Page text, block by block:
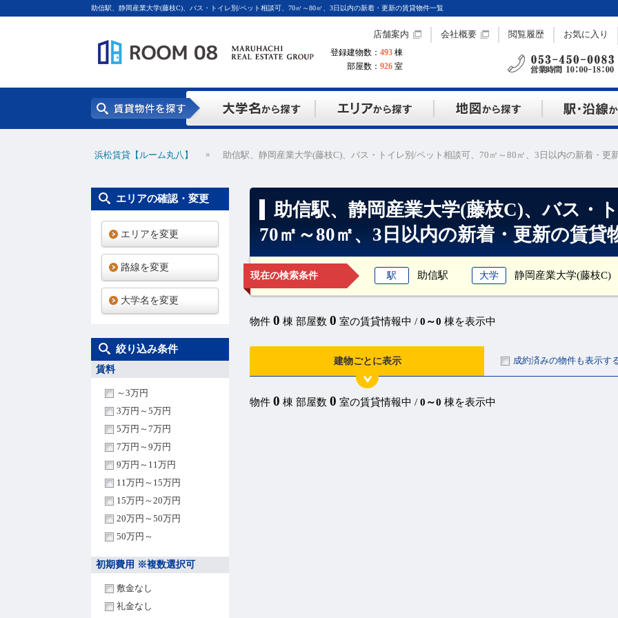
助信駅、静岡産業大学(藤枝C)、バス・トイレ別/ペット相談可、70㎡～80㎡、3日以内の新着・更新の賃貸物件一覧
登録建物数： 493 棟
部屋数： 926 室
店舗案内 会社概要 閲覧履歴 お気に入り
浜松賃貸【ルーム丸八】 » 助信駅、静岡産業大学(藤枝C)、バス・トイレ別/ペット相談可、70㎡～80㎡、3日以内の新着・更
助信駅、静岡産業大学(藤枝C)、バス・
70㎡～80㎡、3日以内の新着・更新の賃貸
現在の検索条件 駅 助信駅 大学 静岡産業大学(藤枝C)
物件 0 棟 部屋数 0 室の賃貸情報中 / 0～0 棟を表示中
建物ごとに表示 成約済みの物件も表示す
物件 0 棟 部屋数 0 室の賃貸情報中 / 0～0 棟を表示中
エリアの確認・変更
エリアを変更
路線を変更
大学名を変更
絞り込み条件
賃料
～3万円
3万円～5万円
5万円～7万円
7万円～9万円
9万円～11万円
11万円～15万円
15万円～20万円
20万円～50万円
50万円～
初期費用 ※複数選択可
敷金なし
礼金なし